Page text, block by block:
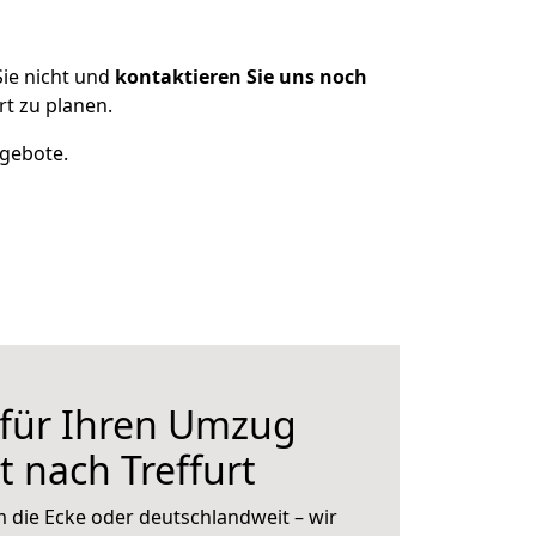
nicht und kontaktieren Sie uns noch
zu planen.
Ihren Umzug
nach Treffurt
die Ecke oder deutschlandweit – wir